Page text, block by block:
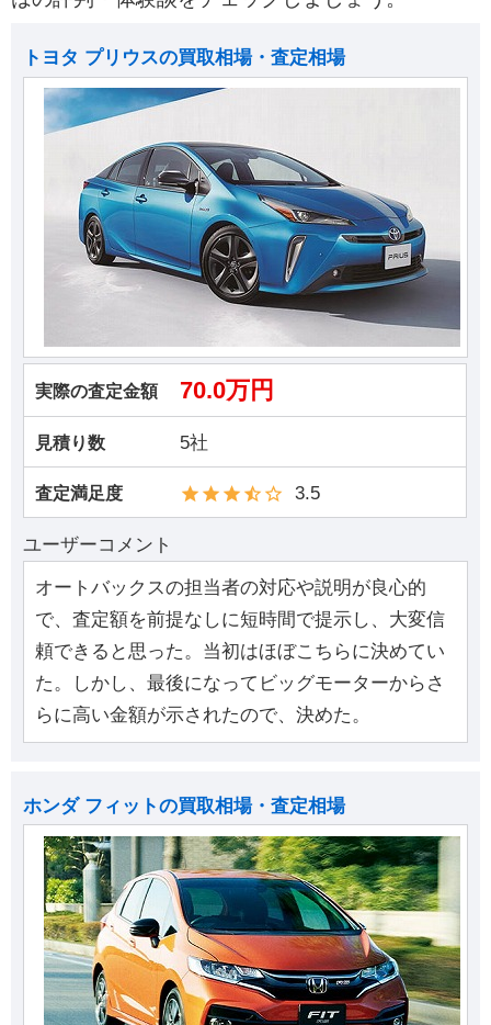
トヨタ プリウスの買取相場・査定相場
実際の査定金額 70.0万円
見積り数 5社
査定満足度 3.5
ユーザーコメント
オートバックスの担当者の対応や説明が良心的
で、査定額を前提なしに短時間で提示し、大変信
頼できると思った。当初はほぼこちらに決めてい
た。しかし、最後になってビッグモーターからさ
らに高い金額が示されたので、決めた。
ホンダ フィットの買取相場・査定相場